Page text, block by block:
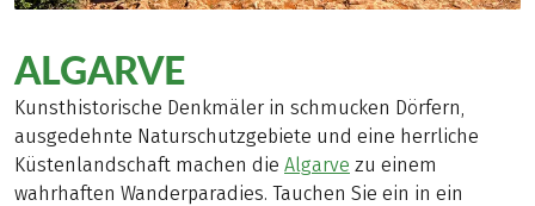
ALGARVE
Kunsthistorische Denkmäler in schmucken Dörfern,
ausgedehnte Naturschutzgebiete und eine herrliche
Küstenlandschaft machen die Algarve zu einem
wahrhaften Wanderparadies. Tauchen Sie ein in ein